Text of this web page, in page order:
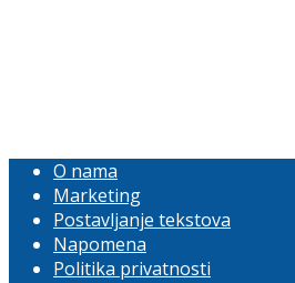
O nama
Marketing
Postavljanje tekstova
Napomena
Politika privatnosti